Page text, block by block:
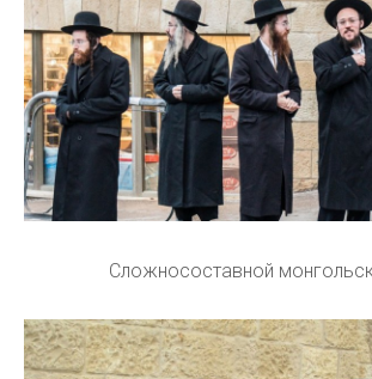
Сложносоставной